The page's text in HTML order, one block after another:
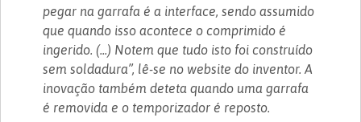
pegar na garrafa é a interface, sendo assumido
que quando isso acontece o comprimido é
ingerido. (...) Notem que tudo isto foi construído
sem soldadura”, lê-se no website do inventor. A
inovação também deteta quando uma garrafa
é removida e o temporizador é reposto.